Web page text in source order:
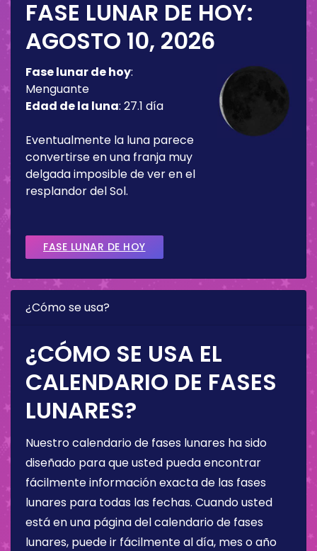
FASE LUNAR DE HOY:
AGOSTO 10, 2026
Fase lunar de hoy:
Menguante
Edad de la luna: 27.1 día
Eventualmente la luna parece
convertirse en una franja muy
delgada imposible de ver en el
resplandor del Sol.
FASE LUNAR DE HOY
¿Cómo se usa?
¿CÓMO SE USA EL
CALENDARIO DE FASES
LUNARES?
Nuestro calendario de fases lunares ha sido
diseñado para que usted pueda encontrar
fácilmente información exacta de las fases
lunares para todas las fechas. Cuando usted
está en una página del calendario de fases
lunares, puede ir fácilmente al día, mes o año